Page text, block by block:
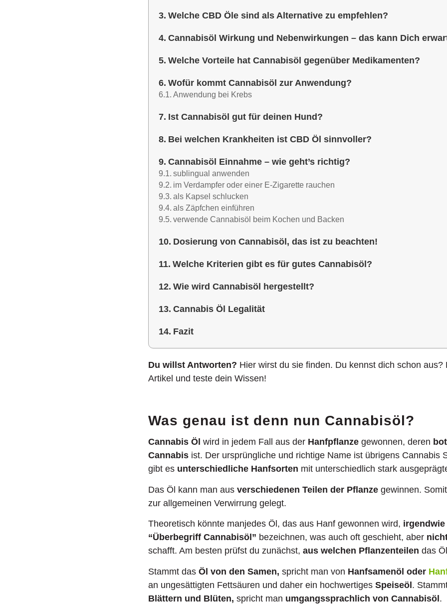
Welche CBD Öle sind als Alternative zu empfehlen?
Cannabisöl Wirkung und Nebenwirkungen – das kann Dich
Welche Vorteile hat Cannabisöl gegenüber Medikamenten?
Wofür kommt Cannabisöl zur Anwendung?
Anwendung bei Krebs
Ist Cannabisöl gut für deinen Hund?
Bei welchen Krankheiten ist CBD Öl sinnvoller?
Cannabisöl Einnahme – wie geht’s richtig?
sublingual anwenden
im Verdampfer oder einer E-Zigarette rauchen
als Kapsel schlucken
als Zäpfchen einführen
verwende Cannabisöl beim Kochen und Backen
Dosierung von Cannabisöl, das ist zu beachten!
Welche Kriterien gibt es für gutes Cannabisöl?
Wie wird Cannabisöl hergestellt?
Cannabis Öl Legalität
Fazit
Du willst Antworten? Hier wirst du sie finden. Du kennst dich schon aus?
Artikel und teste dein Wissen!
Was genau ist denn nun Cannabisöl?
Cannabis Öl wird in jedem Fall aus der Hanfpflanze gewonnen, deren
Cannabis ist. Der ursprüngliche und richtige Name ist übrigens Cannabis
gibt es unterschiedliche Hanfsorten mit unterschiedlich stark
Das Öl kann man aus verschiedenen Teilen der Pflanze gewinnen.
zur allgemeinen Verwirrung gelegt.
Theoretisch könnte manjedes Öl, das aus Hanf gewonnen wird,
“Überbegriff Cannabisöl” bezeichnen, was auch oft geschieht, aber
schafft. Am besten prüfst du zunächst, aus welchen Pflanzenteilen das
Stammt das Öl von den Samen, spricht man von Hanfsamenöl oder
an ungesättigten Fettsäuren und daher ein hochwertiges Speiseöl.
Blättern und Blüten, spricht man umgangssprachlich von Cannabisöl.